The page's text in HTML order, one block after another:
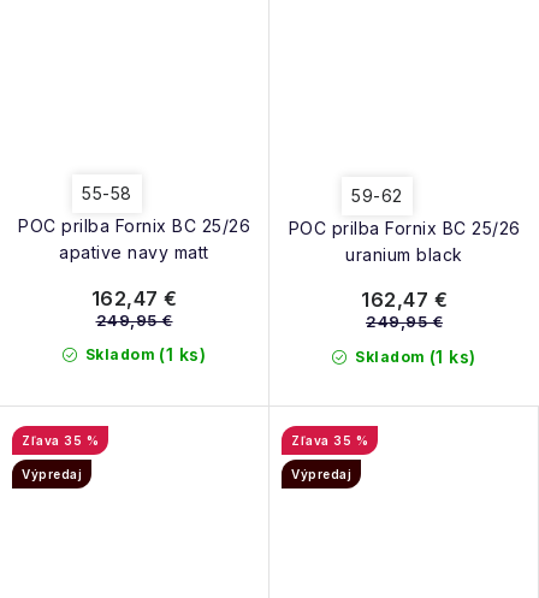
POC prilba Fornix BC 25/26
apative navy matt
55-58
Skladom (1 ks)
162,47 €
249,95 €
POC prilba Fornix BC 25/26
uranium black
59-62
Skladom (1 ks)
162,47 €
249,95 €
35 %
Výpredaj
35 %
Výpredaj